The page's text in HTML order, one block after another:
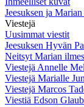
Jeesuksen ja
Viestejä
Uusimmat viestit
Jeesuksen Hyvän
Neitsyt Marian
Viestejä Annelle
Viestejä Marialle
Viestejä Marcos
Viestiä Edson